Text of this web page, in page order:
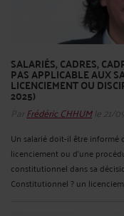
SALARIÉS, CADRES,
PAS APPLICABLE AUX
LICENCIEMENT OU
2025)
Par Frédéric CHHUMle 21/
Un salarié doit-il être informé
licenciement ou d’une
constitutionnel dans sa
Constitutionnel ? un